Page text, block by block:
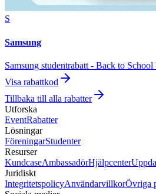
S
Samsung
Samsung studentrabatt - Back to
Visa rabattkod
Tillbaka till alla rabatter
Utforska
EventRabatter
Lösningar
FöreningarStudenter
Resurser
KundcaseAmbassadörHjälpcenter
Juridiskt
IntegritetspolicyAnvändarvillkorÖvriga